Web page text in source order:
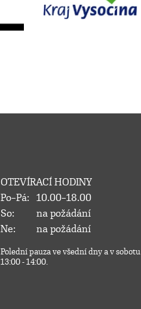
OTEVÍRACÍ HODINY
Po–Pá:
10.00–18.00
So:
na požádání
Ne:
na požádání
Polední pauza ve všední dny a v sobotu
13:00 - 14:00.